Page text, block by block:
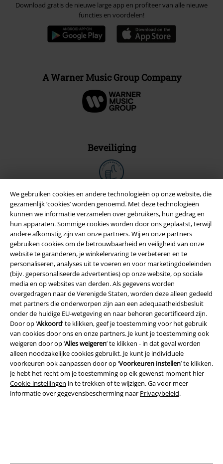
We gebruiken cookies en andere technologieën op onze website, die
gezamenlijk ‘cookies’ worden genoemd. Met deze technologieën
kunnen we informatie verzamelen over gebruikers, hun gedrag en
hun apparaten. Sommige cookies worden door ons geplaatst, terwijl
andere afkomstig zijn van onze partners. Wij en onze partners
gebruiken cookies om de betrouwbaarheid en veiligheid van onze
website te garanderen, je winkelervaring te verbeteren en te
personaliseren, analyses uit te voeren en voor marketingdoeleinden
(bijv. gepersonaliseerde advertenties) op onze website, op sociale
media en op websites van derden. Als gegevens worden
overgedragen naar de Verenigde Staten, worden deze alleen gedeeld
met partners die onderworpen zijn aan een adequaatheidsbesluit
onder de huidige EU-wetgeving en naar behoren gecertificeerd zijn.
Door op ‘Akkoord’ te klikken, geef je toestemming voor het gebruik
van cookies door ons en onze partners. Je kunt je toestemming ook
weigeren door op ‘Alles weigeren’ te klikken - in dat geval worden
alleen noodzakelijke cookies gebruikt. Je kunt je individuele
voorkeuren ook aanpassen door op ‘Voorkeuren instellen’ te klikken.
Je hebt het recht om je toestemming op elk gewenst moment hier
Cookie-instellingen in te trekken of te wijzigen. Ga voor meer
informatie over gegevensbescherming naar Privacybeleid.
Download gratis de nieuwe large app en profiteer van alle nieuwe
functies en voordelen!
A Warner Music Group Company
Beveiliging
Legal
Algemene Voorwaarden
Bedrijfsgegevens
Privacyverklaring
Verklaring van conformiteit
Informatie over toegankelijkheid